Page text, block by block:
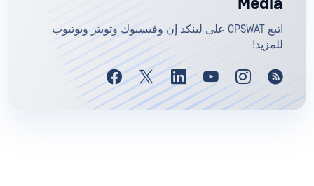
Media
اتبع OPSWAT على لينكد إن وفيسبوك وتويتر ويوتيوب
للمزيد!